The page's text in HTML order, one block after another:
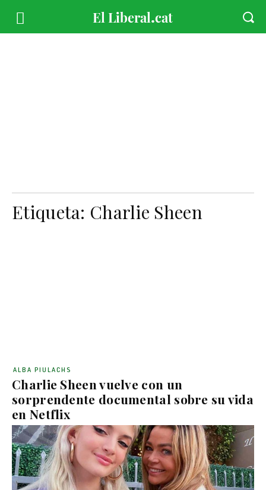
Etiqueta: Charlie Sheen
Charlie Sheen vuelve con un
sorprendente documental sobre su vida
en Netflix
ALBA PIULACHS